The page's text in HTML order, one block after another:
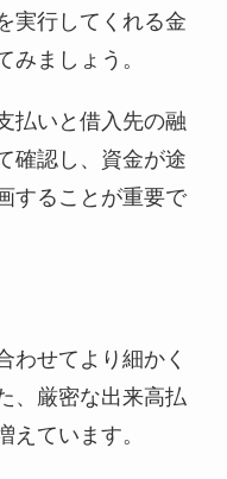
実行してくれる金
みましょう。
払いと借入先の融
確認し、資金が途
することが重要で
わせてより細かく
、厳密な出来高払
えています。